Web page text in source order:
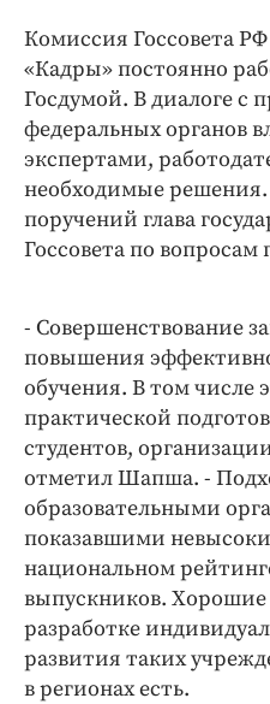
Клиника года
Бренд года
Работодатель
Комиссия Госсовета
«Кадры» постоянно
Госдумой. В диалоге с
федеральных органов
экспертами,
необходимые
поручений глава
Госсовета по вопросам
- Совершенствование
повышения
обучения. В том числе
практической
студентов,
отметил Шапша. -
образовательными
показавшими
национальном
выпускников.
разработке
развития таких
в регионах есть.